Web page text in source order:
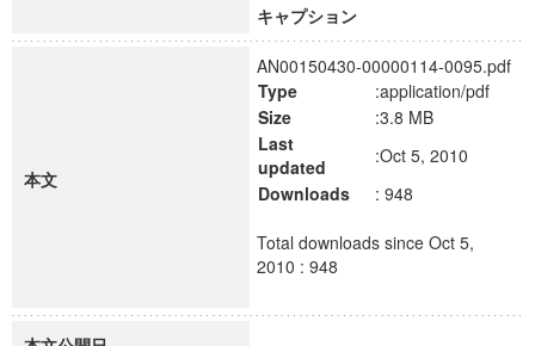
キャプション
本文
AN00150430-00000114-0095.pdf
Type
:application/pdf
Size
:3.8 MB
Last
updated
:Oct 5, 2010
Downloads
: 948
Total downloads since Oct 5,
2010 : 948